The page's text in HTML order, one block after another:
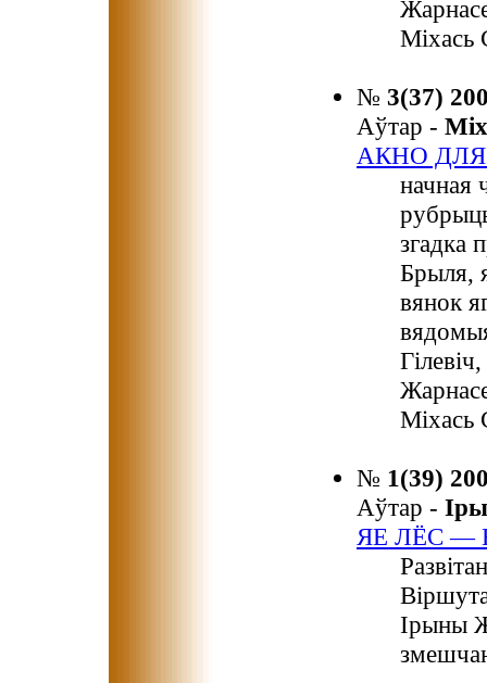
Міхась
№ 3(37)
Аўтар -
АКНО
начная
згадка
Брыля,
вянок
Міхась
№ 1(39)
Аўтар -
ЯЕ ЛЁС —
Ірыны